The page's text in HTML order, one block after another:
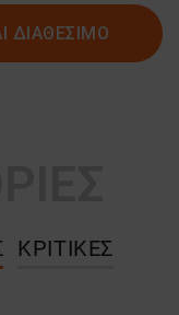
ΔΙΑΘΕΣΙΜΟ
ΚΡΙΤΙΚΈΣ